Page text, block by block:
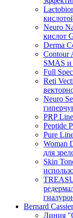
Neuro
кислот
Derma
Contour
SMAS и
Full
Reti
Neuro
PRP
Peptide
Pure
Woman
для
Skin
Bernard
Линия